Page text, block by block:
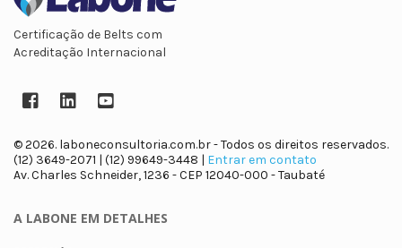
Certificação de Belts com
Acreditação Internacional
Facebook
LinkedInYouTube
© 2026. laboneconsultoria.com.br - Todos os direitos reservados.
(12) 3649-2071 | (12) 99649-3448 | Entrar em contato
Av. Charles Schneider, 1236 - CEP 12040-000 - Taubaté
A LABONE EM DETALHES